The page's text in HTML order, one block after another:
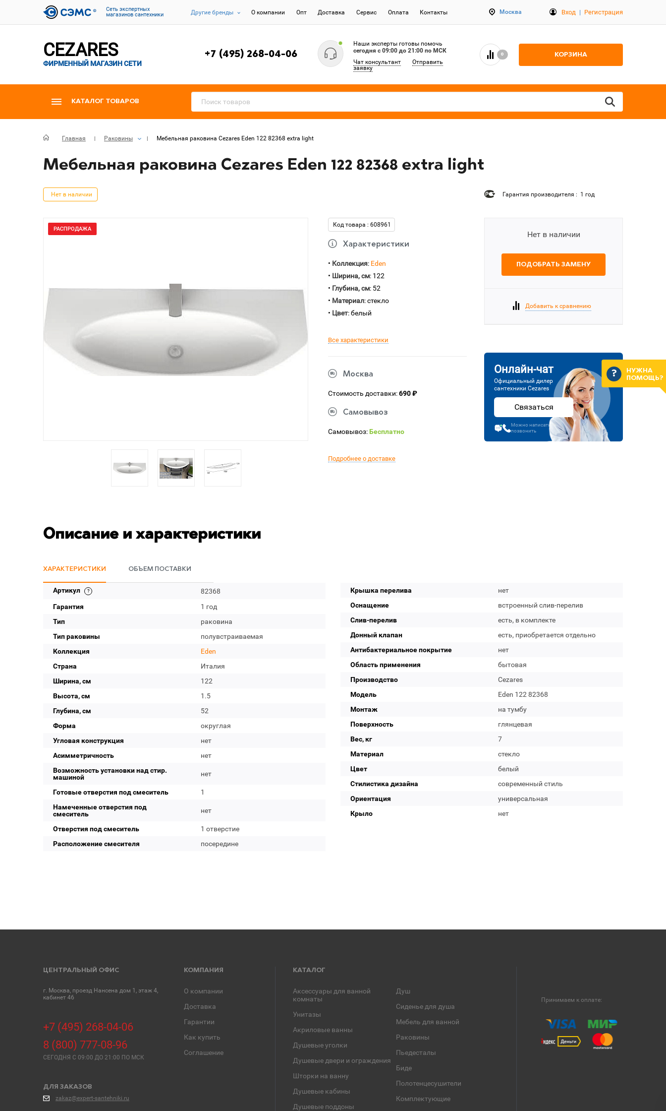
Cеть экспертных
магазинов сантехники
Другие бренды О компании Опт Доставка Сервис Оплата Контакты Москва Вход | Регистрация
CEZARES
ФИРМЕННЫЙ МАГАЗИН СЕТИ
+7 (495) 268-04-06
Наши эксперты готовы помочь
сегодня c 09:00 до 21:00 по МСК
Чат консультант
Отправить
заявку
0 КОРЗИНА
КАТАЛОГ ТОВАРОВ
Главная Раковины Мебельная раковина Cezares Eden 122 82368 extra light
Мебельная раковина Cezares Eden 122 82368 extra light
Нет в наличии Гарантия производителя : 1 год
РАСПРОДАЖА
Код товара : 608961
Характеристики
• Коллекция: Eden
• Ширина, см: 122
• Глубина, см: 52
• Материал: стекло
• Цвет: белый
Все характеристики
Москва
Стоимость доставки:690 ₽
Самовывоз
Самовывоз:Бесплатно
Подробнее о доставке
Нет в наличии
ПОДОБРАТЬ ЗАМЕНУ
Добавить к сравнению
Онлайн-чат
Официальный дилер
сантехники Cezares
Связаться
Можно написать или
позвонить
Описание и характеристики
ХАРАКТЕРИСТИКИ ОБЪЕМ ПОСТАВКИ
Артикул
82368
Гарантия
1 год
Тип
раковина
Тип раковины
полувстраиваемая
Коллекция
Eden
Страна
Италия
Ширина, см
122
Высота, см
1.5
Глубина, см
52
Форма
округлая
Угловая конструкция
нет
Асимметричность
нет
Возможность установки над стир.
машиной
нет
Готовые отверстия под смеситель
1
Намеченные отверстия под
смеситель
нет
Отверстия под смеситель
1 отверстие
Расположение смесителя
посередине
Крышка перелива
нет
Оснащение
встроенный слив-перелив
Слив-перелив
есть, в комплекте
Донный клапан
есть, приобретается отдельно
Антибактериальное покрытие
нет
Область применения
бытовая
Производство
Cezares
Модель
Eden 122 82368
Монтаж
на тумбу
Поверхность
глянцевая
Вес, кг
7
Материал
стекло
Цвет
белый
Стилистика дизайна
современный стиль
Ориентация
универсальная
Крыло
нет
ЦЕНТРАЛЬНЫЙ ОФИС
г. Москва, проезд Нансена дом 1, этаж 4,
кабинет 46
+7 (495) 268-04-06
8 (800) 777-08-96
СЕГОДНЯ C 09:00 ДО 21:00 ПО МСК
ДЛЯ ЗАКАЗОВ
zakaz@expert-santehniki.ru
КОМПАНИЯ
О компании
Доставка
Гарантии
Как купить
Соглашение
КАТАЛОГ
Аксессуары для ванной
комнаты
Унитазы
Акриловые ванны
Душевые уголки
Душевые двери и ограждения
Шторки на ванну
Душевые кабины
Душевые поддоны
Душ
Сиденье для душа
Мебель для ванной
Раковины
Пьедесталы
Биде
Полотенцесушители
Комплектующие
Принимаем к оплате:
НУЖНА
ПОМОЩЬ?